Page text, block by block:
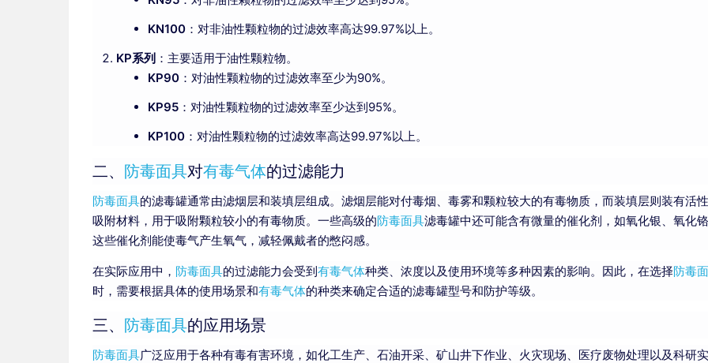
KN100 ：对非油性颗粒物的过滤效率高达99.97%以上。
KP系列 ：主要适用于油性颗粒物。
KP90 ：对油性颗粒物的过滤效率至少为90%。
KP95 ：对油性颗粒物的过滤效率至少达到95%。
KP100 ：对油性颗粒物的过滤效率高达99.97%以上。
二、 防毒面具对有毒气体的过滤能力
防毒面具的滤毒罐通常由滤烟层和装填层组成。滤烟层能对付毒烟、毒雾和颗粒较大的有毒物质，而装填层则装有活
吸附材料，用于吸附颗粒较小的有毒物质。一些高级的防毒面具滤毒罐中还可能含有微量的催化剂，如氧化银、氧化铬
这些催化剂能使毒气产生氧气，减轻佩戴者的憋闷感。
在实际应用中， 防毒面具的过滤能力会受到有毒气体种类、浓度以及使用环境等多种因素的影响。因此，在选择防毒
时，需要根据具体的使用场景和有毒气体的种类来确定合适的滤毒罐型号和防护等级。
三、 防毒面具的应用场景
防毒面具广泛应用于各种有毒有害环境，如化工生产、石油开采、矿山井下作业、火灾现场、医疗废物处理以及科研